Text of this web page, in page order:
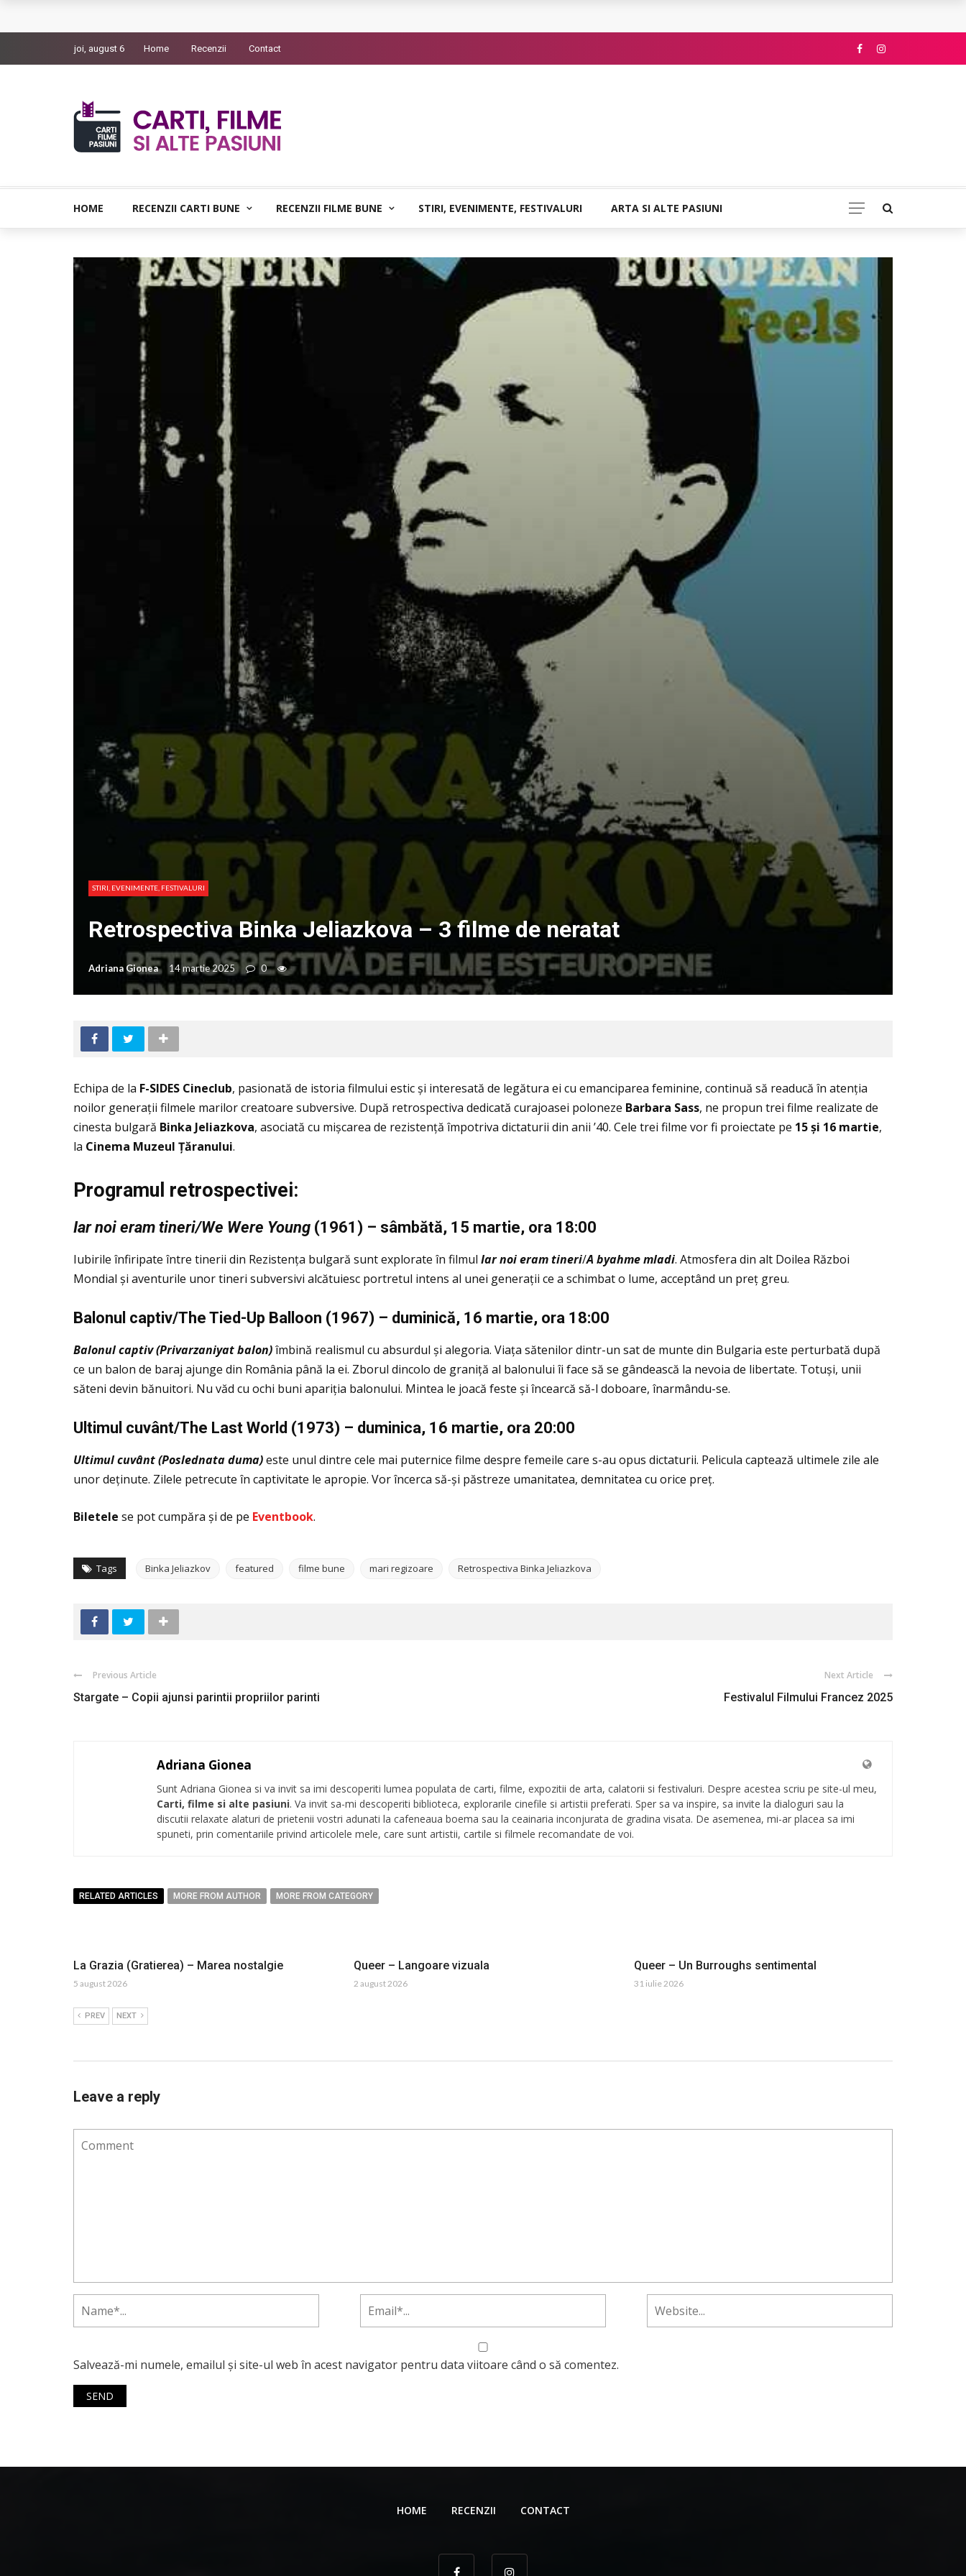
Bolla – O iubire interzisa din Pristina
Indragostitii de Franz K. – Justitiarii literaturii
Un artist al foamei – Prozele de la final
joi, august 6 Home Recenzii Contact
HOME RECENZII CARTI BUNE RECENZII FILME BUNE STIRI, EVENIMENTE, FESTIVALURI ARTA SI ALTE PASIUNI
STIRI, EVENIMENTE, FESTIVALURI
Retrospectiva Binka Jeliazkova – 3 filme de neratat
Adriana Gionea 14 martie 2025 0
Echipa de la F-SIDES Cineclub, pasionată de istoria filmului estic și interesată de legătura ei cu emanciparea feminine, continuă să readucă în atenţia
noilor generaţii filmele marilor creatoare subversive. După retrospectiva dedicată curajoasei poloneze Barbara Sass, ne propun trei filme realizate de
cinesta bulgară Binka Jeliazkova, asociată cu mișcarea de rezistenţă împotriva dictaturii din anii ’40. Cele trei filme vor fi proiectate pe 15și 16 martie,
la Cinema Muzeul Ţăranului.
Programul retrospectivei:
Iar noi eram tineri/We Were Young (1961) – sâmbătă, 15 martie, ora 18:00
Iubirile înfiripate între tinerii din Rezistenţa bulgară sunt explorate în filmul Iar noi eram tineri/A byahme mladi. Atmosfera din alt Doilea Război
Mondial și aventurile unor tineri subversivi alcătuiesc portretul intens al unei generaţii ce a schimbat o lume, acceptând un preţ greu.
Balonul captiv/The Tied-Up Balloon (1967) – duminică, 16 martie, ora 18:00
Balonul captiv (Privarzaniyat balon)îmbină realismul cu absurdul și alegoria. Viaţa sătenilor dintr-un sat de munte din Bulgaria este perturbată după
ce un balon de baraj ajunge din România până la ei. Zborul dincolo de graniţă al balonului îi face să se gândească la nevoia de libertate. Totuși, unii
săteni devin bănuitori. Nu văd cu ochi buni apariţia balonului. Mintea le joacă feste și încearcă să-l doboare, înarmându-se.
Ultimul cuvânt/The Last World (1973) – duminica, 16 martie, ora 20:00
Ultimul cuvânt (Poslednata duma)este unul dintre cele mai puternice filme despre femeile care s-au opus dictaturii. Pelicula captează ultimele zile ale
unor deţinute. Zilele petrecute în captivitate le apropie. Vor încerca să-și păstreze umanitatea, demnitatea cu orice preţ.
Biletele se pot cumpăra și de pe Eventbook.
Tags Binka Jeliazkov featured filme bune mari regizoare Retrospectiva Binka Jeliazkova
Previous Article
Stargate – Copii ajunsi parintii propriilor parinti
Next Article
Festivalul Filmului Francez 2025
Adriana Gionea
Sunt Adriana Gionea si va invit sa imi descoperiti lumea populata de carti, filme, expozitii de arta, calatorii si festivaluri. Despre acestea scriu pe site-ul meu,
Carti, filme si alte pasiuni. Va invit sa-mi descoperiti biblioteca, explorarile cinefile si artistii preferati. Sper sa va inspire, sa invite la dialoguri sau la
discutii relaxate alaturi de prietenii vostri adunati la cafeneaua boema sau la ceainaria inconjurata de gradina visata. De asemenea, mi-ar placea sa imi
spuneti, prin comentariile privind articolele mele, care sunt artistii, cartile si filmele recomandate de voi.
RELATED ARTICLES MORE FROM AUTHOR MORE FROM CATEGORY
La Grazia (Gratierea) – Marea nostalgie
5 august 2026
Queer – Langoare vizuala
2 august 2026
Queer – Un Burroughs sentimental
31 iulie 2026
PREV NEXT
Leave a reply
Salvează-mi numele, emailul și site-ul web în acest navigator pentru data viitoare când o să comentez.
HOME RECENZII CONTACT